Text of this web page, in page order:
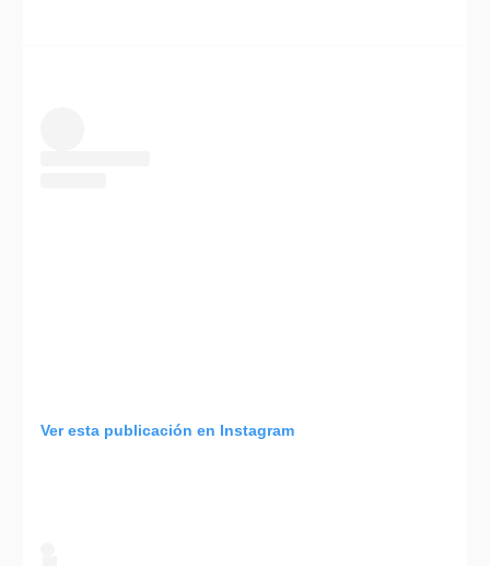
Ver esta publicación en Instagram